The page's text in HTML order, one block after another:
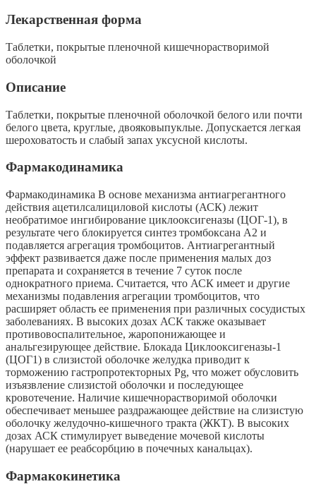
Лекарственная форма
Таблетки, покрытые пленочной кишечнорастворимой
оболочкой
Описание
Таблетки, покрытые пленочной оболочкой белого или почти
белого цвета, круглые, двояковыпуклые. Допускается легкая
шероховатость и слабый запах уксусной кислоты.
Фармакодинамика
Фармакодинамика В основе механизма антиагрегантного
действия ацетилсалициловой кислоты (АСК) лежит
необратимое ингибирование циклооксигеназы (ЦОГ-1), в
результате чего блокируется синтез тромбоксана А2 и
подавляется агрегация тромбоцитов. Антиагрегантный
эффект развивается даже после применения малых доз
препарата и сохраняется в течение 7 суток после
однократного приема. Считается, что АСК имеет и другие
механизмы подавления агрегации тромбоцитов, что
расширяет область ее применения при различных сосудистых
заболеваниях. В высоких дозах АСК также оказывает
противовоспалительное, жаропонижающее и
анальгезирующее действие. Блокада Циклооксигеназы-1
(ЦОГ1) в слизистой оболочке желудка приводит к
торможению гастропротекторных Pg, что может обусловить
изъязвление слизистой оболочки и последующее
кровотечение. Наличие кишечнорастворимой оболочки
обеспечивает меньшее раздражающее действие на слизистую
оболочку желудочно-кишечного тракта (ЖКТ). В высоких
дозах АСК стимулирует выведение мочевой кислоты
(нарушает ее реабсорбцию в почечных канальцах).
Фармакокинетика